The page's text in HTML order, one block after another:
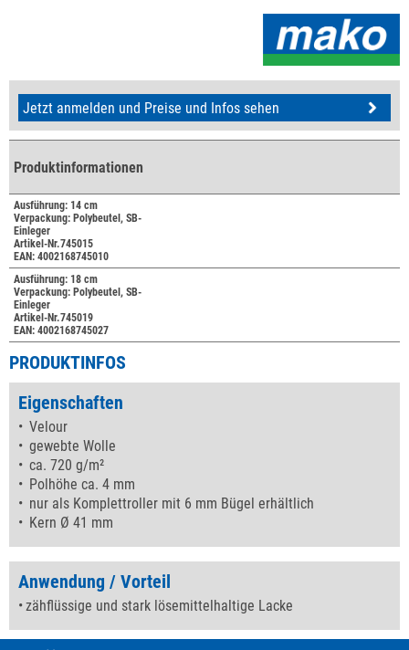
Jetzt anmelden und Preise und Infos sehen
Produktinformationen
Ausführung: 14 cm
Verpackung: Polybeutel, SB-
Einleger
Artikel-Nr.745015
EAN: 4002168745010
Ausführung: 18 cm
Verpackung: Polybeutel, SB-
Einleger
Artikel-Nr.745019
EAN: 4002168745027
PRODUKTINFOS
Eigenschaften
Velour
gewebte Wolle
ca. 720 g/m²
Polhöhe ca. 4 mm
nur als Komplettroller mit 6 mm Bügel erhältlich
Kern Ø 41 mm
Anwendung / Vorteil
zähflüssige und stark lösemittelhaltige Lacke